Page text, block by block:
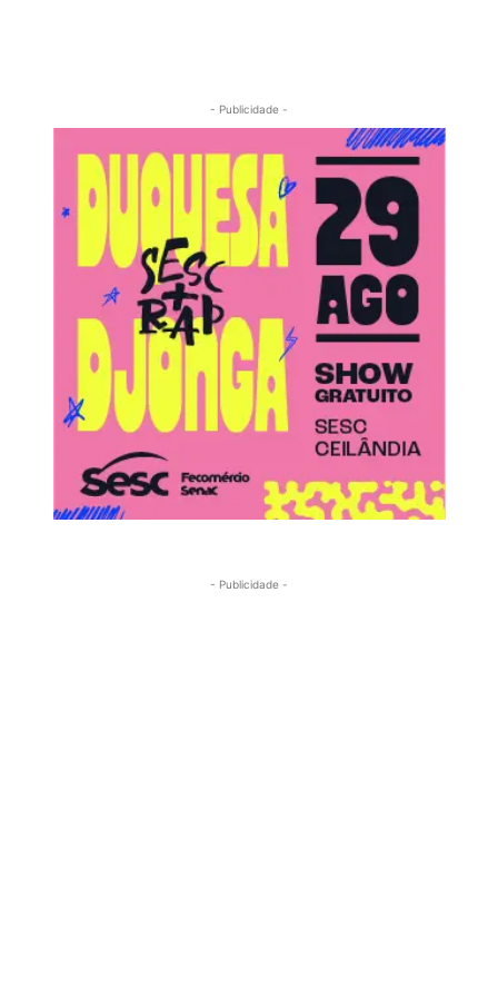
- Publicidade -
- Publicidade -